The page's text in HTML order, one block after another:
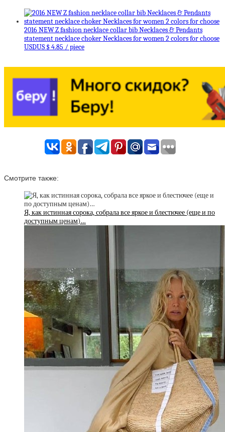
2016 NEW Z fashion necklace collar bib Necklaces & Pendants
statement necklace choker Necklaces for women 2 colors for choose
USDUS $ 4.85 / piece
Смотрите также:
Я, как истинная сорока, собрала все яркое и блестючее (еще и по
доступным ценам)…